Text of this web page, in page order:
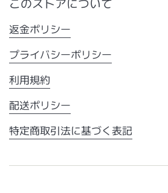
返金ポリシー
プライバシーポリシー
利用規約
配送ポリシー
特定商取引法に基づく表記